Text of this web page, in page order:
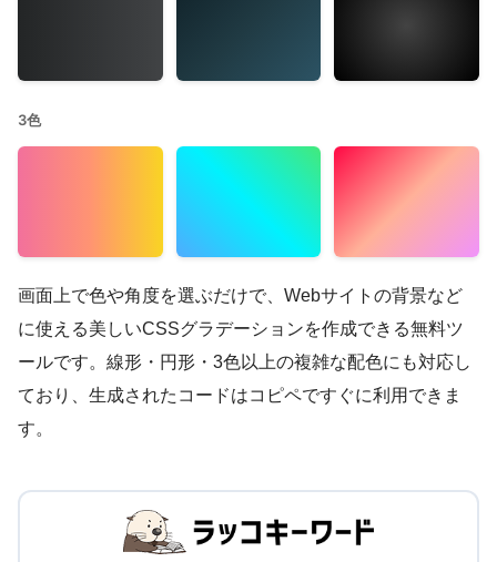
3色
画面上で色や角度を選ぶだけで、Webサイトの背景など
に使える美しいCSSグラデーションを作成できる無料ツ
ールです。線形・円形・3色以上の複雑な配色にも対応し
ており、生成されたコードはコピペですぐに利用できま
す。